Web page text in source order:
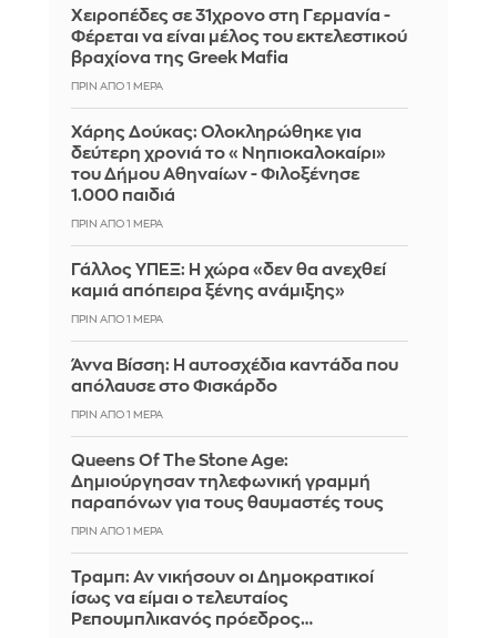
Χειροπέδες σε 31χρονο στη Γερμανία -
Φέρεται να είναι μέλος του εκτελεστικού
βραχίονα της Greek Mafia
ΠΡΙΝ ΑΠΌ 1 ΜΈΡΑ
Χάρης Δούκας: Ολοκληρώθηκε για
δεύτερη χρονιά το «Νηπιοκαλοκαίρι»
του Δήμου Αθηναίων - Φιλοξένησε
1.000 παιδιά
ΠΡΙΝ ΑΠΌ 1 ΜΈΡΑ
Γάλλος ΥΠΕΞ: Η χώρα «δεν θα ανεχθεί
καμιά απόπειρα ξένης ανάμιξης»
ΠΡΙΝ ΑΠΌ 1 ΜΈΡΑ
Άννα Βίσση: Η αυτοσχέδια καντάδα που
απόλαυσε στο Φισκάρδο
ΠΡΙΝ ΑΠΌ 1 ΜΈΡΑ
Queens Of The Stone Age:
Δημιούργησαν τηλεφωνική γραμμή
παραπόνων για τους θαυμαστές τους
ΠΡΙΝ ΑΠΌ 1 ΜΈΡΑ
Τραμπ: Αν νικήσουν οι Δημοκρατικοί
ίσως να είμαι ο τελευταίος
Ρεπουμπλικανός πρόεδρος…